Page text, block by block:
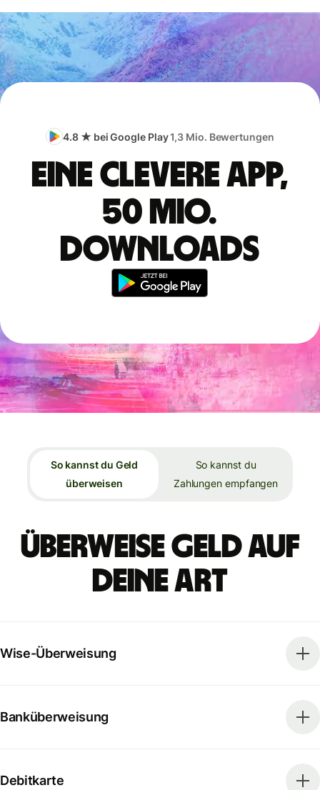
4.8 ★ bei Google Play1,3 Mio. Bewertungen
Eine clevere App,
50 Mio.
Downloads
So kannst du Geld
überweisen
So kannst du
Zahlungen empfangen
Überweise Geld auf
deine Art
Wise-Überweisung
Banküberweisung
Debitkarte